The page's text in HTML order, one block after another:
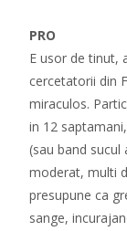
PRO
E usor de tinut,
cercetatorii din
miraculos.
in 12
(sau band sucul
moderat, multi
presupune ca
sange,